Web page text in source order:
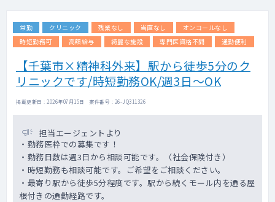
常勤 クリニック 残業なし 当直なし
オンコールなし
時短勤務可
高額給与 綺麗な施設 専門医資格不問 通勤便利
【千葉市×精神科外来】駅から徒歩5分のク
リニックです/時短勤務OK/週3日～OK
掲載更新日 : 2026年07月15日 案件番号 : 26-JQ311326
担当エージェントより
・勤務医枠での募集です！
・勤務日数は週3日から相談可能です。（社会保険付き）
・時短勤務も相談可能です。ご希望をご相談ください。
・最寄り駅から徒歩5分程度です。駅から続くモール内を通る屋
根付きの通勤経路です。